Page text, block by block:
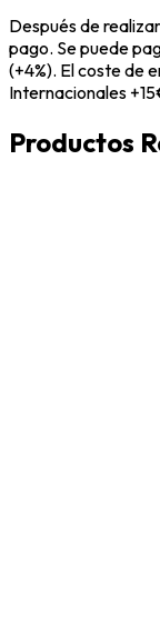
Después de
pago. Se puede
(+4%). El coste de
Internacionales
Productos